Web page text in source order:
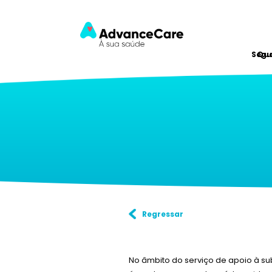
Regressar
No âmbito do serviço de apoio à